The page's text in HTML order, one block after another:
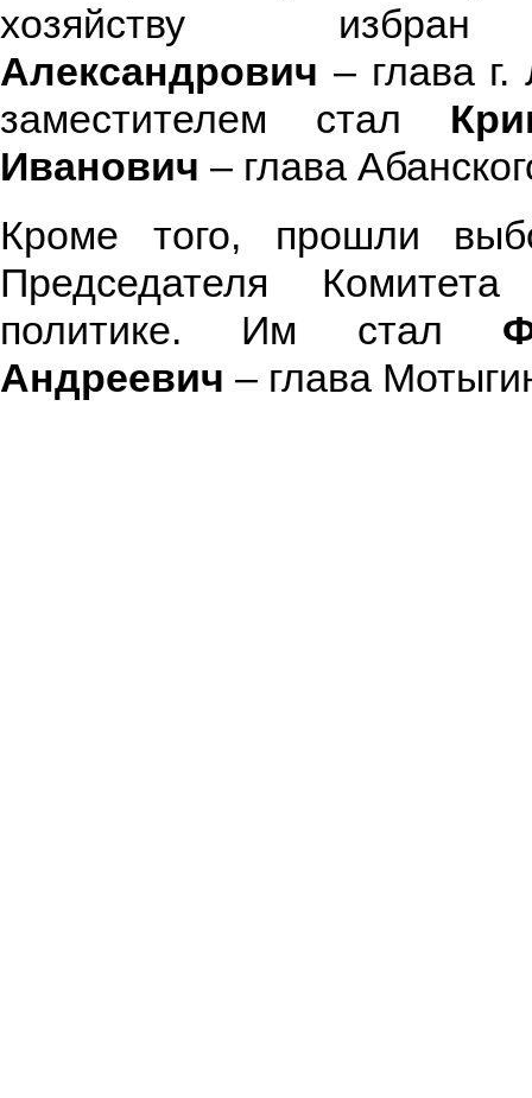
хозяйству
Александрович – глава г.
заместителем стал
Иванович – глава
Кроме того, прошли
Председателя
политике. Им стал
Андреевич – глава